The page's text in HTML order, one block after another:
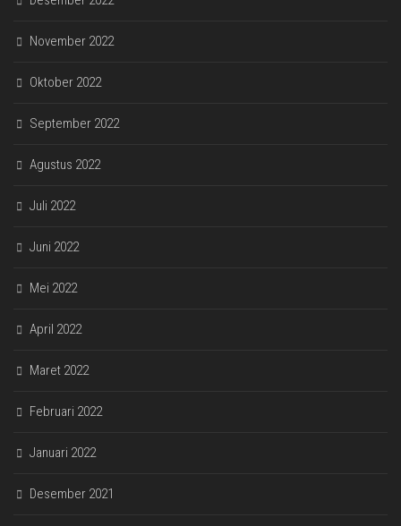
November 2022
Oktober 2022
September 2022
Agustus 2022
Juli 2022
Juni 2022
Mei 2022
April 2022
Maret 2022
Februari 2022
Januari 2022
Desember 2021